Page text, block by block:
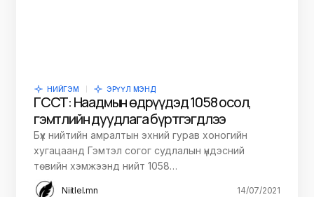
НИЙГЭМ ЭРҮҮЛ МЭНД
ГССҮТ: Наадмын өдрүүдэд 1058 осол,
гэмтлийн дуудлага бүртгэгдлээ
Бүх нийтийн амралтын эхний гурав хоногийн
хугацаанд Гэмтэл согог судлалын үндэсний
төвийн хэмжээнд нийт 1058…
Niitlel.mn 14/07/2021